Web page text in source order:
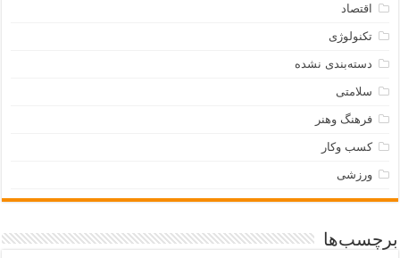
اقتصاد
تکنولوژی
دسته‌بندی نشده
سلامتی
فرهنگ وهنر
کسب وکار
ورزشی
برچسب‌ها